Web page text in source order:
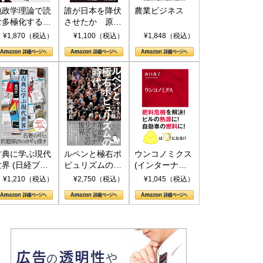
政学理論で読
多極化する世
トランプと
¥1,870（税込）
誰が日本を降伏
させたか 原爆
投下、ソ連参
(PHP新書)
¥1,100（税込）
農業ビジネス
¥1,848（税込）
典に学ぶ現代
界 (日経プレ
アシリーズ)
¥1,210（税込）
ルペンと極右ポ
ピュリズムの時
代：〈ヤヌス〉
¥2,750（税込）
ウンコノミクス
(インターナシ
ョナル新書)
¥1,045（税込）